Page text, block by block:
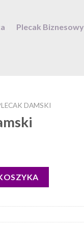
Plecak Biznesowy
DAMSKI